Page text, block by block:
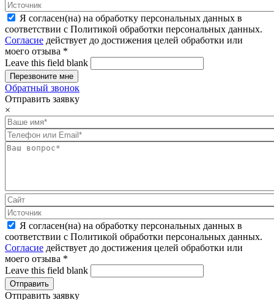
Я согласен(на) на обработку персональных данных в
соответствии с Политикой обработки персональных данных.
Согласие действует до достижения целей обработки или
моего отзыва *
Leave this field blank
Обратный звонок
Отправить заявку
×
Я согласен(на) на обработку персональных данных в
соответствии с Политикой обработки персональных данных.
Согласие действует до достижения целей обработки или
моего отзыва *
Leave this field blank
Отправить заявку